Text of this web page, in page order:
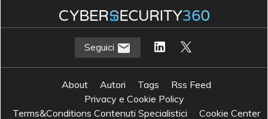
Seguici
About Autori Tags
Rss Feed
Privacy e Cookie Policy
Terms&Conditions Contenuti Specialistici
Cookie Center